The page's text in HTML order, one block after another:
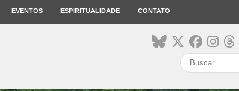
EVENTOS ESPIRITUALIDADE CONTATO